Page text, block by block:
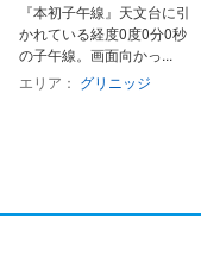
『本初子午線』天文台に引
かれている経度0度0分0秒
の子午線。画面向かっ...
エリア： グリニッジ